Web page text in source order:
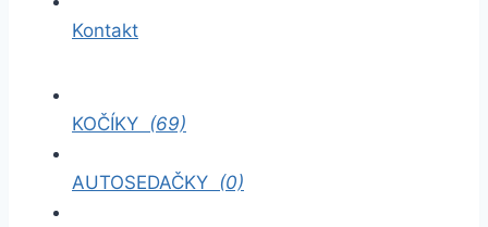
Kontakt
KOČÍKY (69)
AUTOSEDAČKY (0)